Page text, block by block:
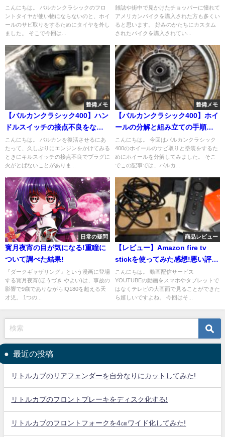
具を紹介!
こんにちは。 バルカンクラシックのフロ
ントタイヤが使い物にならないのと、ホイ
ールのサビ取りをするためにタイヤを外し
ました。 そこで今回は...
やフォークとの相性も
雑誌や街中で見かけたチョッパーに憧れて
アメリカンバイクを購入された方も多くい
ると思います。 好みのかたちにカスタム
されたバイクを購入されてい...
整備メモ
【バルカンクラシック400】ハン
ドルスイッチの接点不良をなお
してみる!
こんにちは。 バルカンを復活させるにあ
たって、久しぶりにエンジンをかけてみる
ときにキルスイッチの接点不良でプラグに
火がとばないことがありま...
整備メモ
【バルカンクラシック400】ホイ
ールの分解と組み立ての手順を
紹介!
こんにちは。 今回はバルカンクラシック
400のホイールのサビ取りと塗装をするた
めにホイールを分解してみました。 そこ
でこの記事では、バルカ...
日常の疑問
寳月夜宵の目が気になる!重瞳に
ついて調べた結果!
『ダークギャザリング』という漫画に登場
する寳月夜宵(ほうづき やよい)は、事故の
影響で9歳でありながらIQ180を超える天
才児。 1つの...
商品レビュー
【レビュー】Amazon fire tv
stickを使ってみた感想!悪い評価
の実際のところは?
こんにちは。 動画配信サービス
YOUTUBEの動画をスマホやタブレットで
はなくテレビの大画面で見ることができた
ら嬉しいですよね。 今回はそ...
最近の投稿
リトルカブのリアフェンダーを自分なりにカットしてみた!
リトルカブのフロントブレーキをディスク化する!
リトルカブのフロントフォークを4㎝ワイド化してみた!